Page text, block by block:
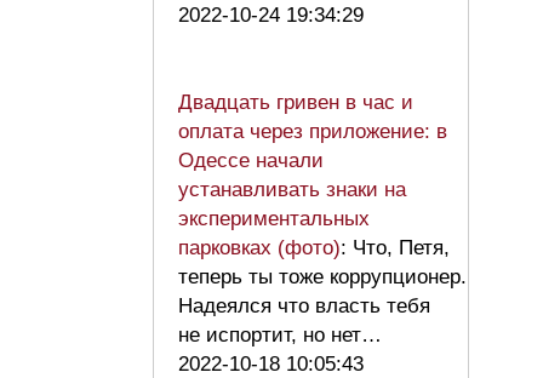
2022-10-24 19:34:29
Двадцать гривен в час и
оплата через приложение: в
Одессе начали
устанавливать знаки на
экспериментальных
парковках (фото): Что, Петя,
теперь ты тоже коррупционер.
Надеялся что власть тебя
не испортит, но нет…
2022-10-18 10:05:43